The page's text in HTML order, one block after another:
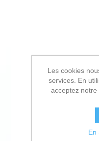
Les cookies
services. En
acceptez notre
En